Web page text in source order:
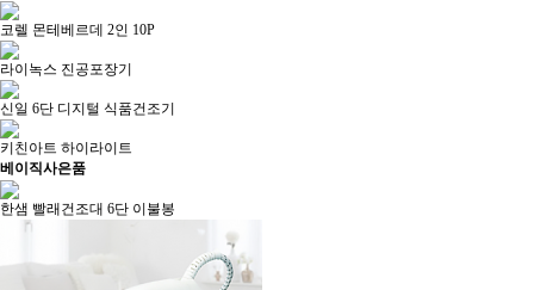
코렐 몬테베르데 2인 10P
라이녹스 진공포장기
신일 6단 디지털 식품건조기
키친아트 하이라이트
베이직사은품
한샘 빨래건조대 6단 이불봉